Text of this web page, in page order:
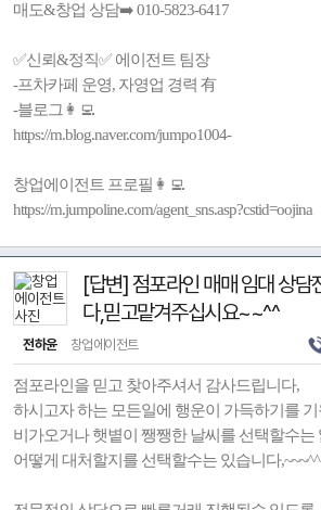
매도&창업 상담➡️ 010-5823-6417
✅️신뢰&정직✅️ 에이전트 팀장
-프차카페 운영, 자영업 경력 有
-블로그👩‍💻
https://m.blog.naver.com/jumpo1004-
창업에이전트 프로필👩‍💻
https://m.jumpoline.com/agent_sns.asp?cstid=oojina
[답변] 점포라인 매매 임대 상담
다,믿고맡겨주십시요~~^^
전하윤 창업에이전트
점포라인을 믿고 찾아주셔서 감사드립니다,
하시고자 하는 모든일에 행운이 가득하기를
비가오거나 햇볕이 쨍쨍한 날씨를 선택할수는
어떻게 대처할지를 선택할수는 있습니다,~~~^^